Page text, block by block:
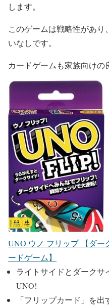
します。
このゲームは戦略性があ
いなしです。
カードゲームも家族向けの
UNO ウノ フリップ 【ダー
ードゲーム】
ライトサイドとダークサ
UNO!
「フリップカード」を